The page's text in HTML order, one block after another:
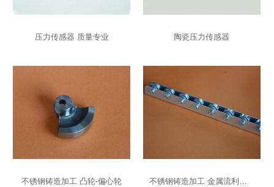
压力传感器 质量专业 陶瓷压力传感器
不锈钢铸造加工 凸轮-偏心轮 不锈钢铸造加工 金属流利条-导轨